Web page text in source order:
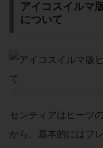
アイコスイルマ
について
センティアはヒーツ
から、基本的にはフ